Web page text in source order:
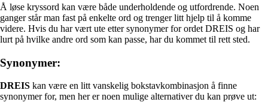
Å løse kryssord kan være både underholdende og utfordrende. Noen
ganger står man fast på enkelte ord og trenger litt hjelp til å komme
videre. Hvis du har vært ute etter synonymer for ordet DREIS og har
lurt på hvilke andre ord som kan passe, har du kommet til rett sted.
Synonymer:
DREIS kan være en litt vanskelig bokstavkombinasjon å finne
synonymer for, men her er noen mulige alternativer du kan prøve ut: